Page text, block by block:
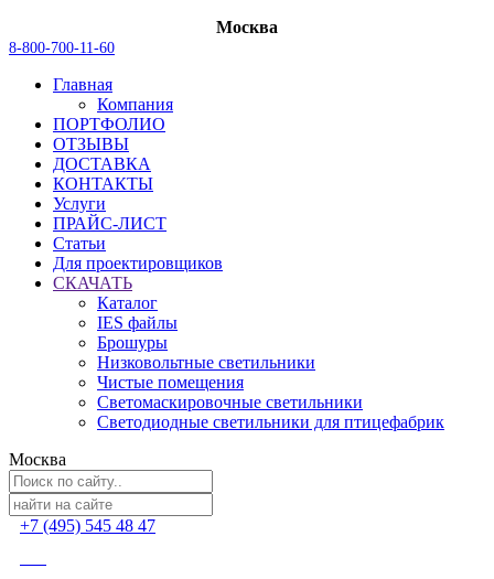
Москва
8-800-700-11-60
Главная
Компания
ПОРТФОЛИО
ОТЗЫВЫ
ДОСТАВКА
КОНТАКТЫ
Услуги
ПРАЙС-ЛИСТ
Статьи
Для проектировщиков
СКАЧАТЬ
Каталог
IES файлы
Брошуры
Низковольтные светильники
Чистые помещения
Светомаскировочные светильники
Светодиодные светильники для птицефабрик
Москва
+7 (495) 545 48 47